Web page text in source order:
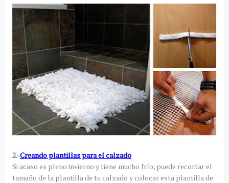
2.-Creando plantillas para el calzado
Si acaso es pleno invierno y tiene mucho frío, puede recortar el
tamaño de la plantilla de tu calzado y colocar esta plantilla de